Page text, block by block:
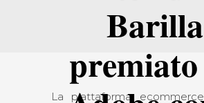
Barilla
La piattaforma